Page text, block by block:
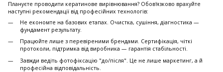
Плануєте проводити кератинове вирівнювання? Обов'язково врахуйте
наступні рекомендації від професійних технологів:
Не економте на базових етапах. Очистка, сушіння, діагностика —
фундамент результату.
Працюйте лише з перевіреними брендами. Сертифікація, чіткі
протоколи, підтримка від виробника — гарантія стабільності.
Завжди ведіть фотофіксацію "до/після". Це не лише маркетинг, а й
професійна відповідальність.